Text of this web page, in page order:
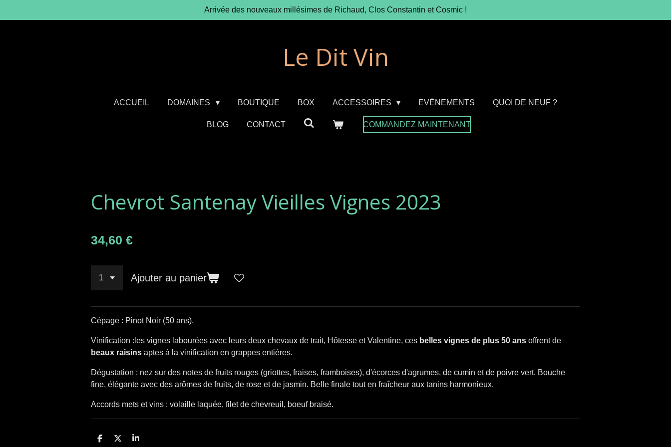
au
Arrivée des nouveaux millésimes de Richaud, Clos Constantin et Cosmic !
Le Dit Vin
ACCUEIL DOMAINES BOUTIQUE BOX ACCESSOIRES EVÉNEMENTS QUOI DE NEUF ?
BLOG CONTACT COMMANDEZ MAINTENANT
Chevrot Santenay Vieilles Vignes 2023
34,60 €
Ajouter au panier
Cépage : Pinot Noir (50 ans).
Vinification :les vignes l abourées avec leurs deux chevaux de trait, Hôtesse et Valentine, ces belles vignes de plus 50 ans offrent de
beaux raisins aptes à la vinification en grappes entières.
Dégustation : nez sur des notes de fruits rouges (griottes, fraises, framboises), d'écorces d'agrumes, de cumin et de poivre vert. Bouche
fine, élégante avec des arômes de fruits, de rose et de jasmin. Belle finale tout en fraîcheur aux tanins harmonieux.
Accords mets et vins : volaille laquée, filet de chevreuil, boeuf braisé.
P
P
P